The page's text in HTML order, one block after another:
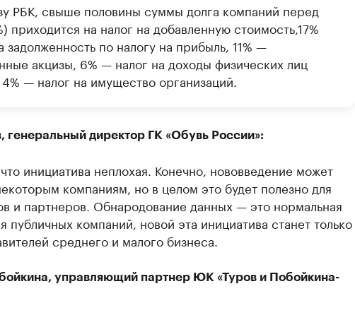
РБК, свыше половины суммы долга компаний перед
приходится на налог на добавленную стоимость,17%
задолженность по налогу на прибыль, 11% —
акцизы, 6% — налог на доходы физических лиц
— налог на имущество организаций.
генеральный директор ГК «Обувь России»:
инициатива неплохая. Конечно, нововведение может
компаниям, но в целом это будет полезно для
и партнеров. Обнародование данных — это нормальная
публичных компаний, новой эта инициатива станет только
среднего и малого бизнеса.
управляющий партнер ЮК «Туров и Побойкина-